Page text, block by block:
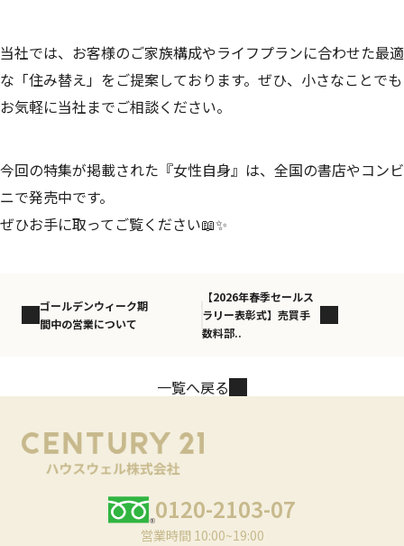
当社では、お客様のご家族構成やライフプランに合わせた最適
な「住み替え」をご提案しております。ぜひ、小さなことでも
お気軽に当社までご相談ください。
今回の特集が掲載された『女性自身』は、全国の書店やコンビ
ニで発売中です。
ぜひお手に取ってご覧ください📖✨
ゴールデンウィーク期
間中の営業について
【2026年春季セールス
ラリー表彰式】売買手
数料部..
一覧へ戻る
0120-2103-07
営業時間 10:00~19:00